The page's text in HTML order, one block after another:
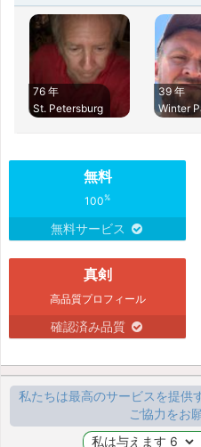
76 年
St. Petersburg
39 年
Winter
無料
100%
無料サービス
真剣
高品質プロフィール
確認済み品質
私たちは最高のサービスを提供
ご協力をお